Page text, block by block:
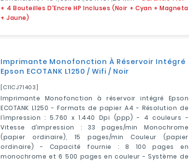
+ 4 Bouteilles D'Encre HP Incluses (Noir + Cyan + Magneta
+ Jaune)
Imprimante Monofonction À Réservoir Intégré
Epson ECOTANK L1250 / Wifi / Noir
[C11CJ71403]
Imprimante Monofonction à réservoir intégré Epson
ECOTANK L1250 - Formats de papier A4 - Résolution de
l’impression : 5.760 x 1.440 Dpi (ppp) - 4 couleurs -
Vitesse d’impression : 33 pages/min Monochrome
(papier ordinaire), 15 pages/min Couleur (papier
ordinaire) - Capacité fournie : 8 100 pages en
monochrome et 6 500 pages en couleur - Système de